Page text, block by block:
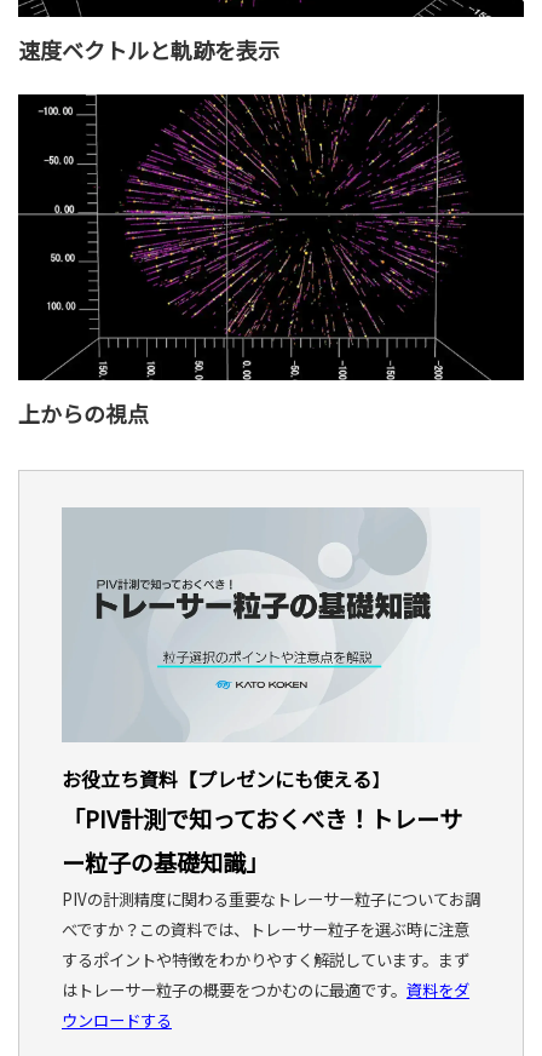
速度ベクトルと軌跡を表示
上からの視点
お役立ち資料【プレゼンにも使える】
「PIV計測で知っておくべき！トレーサ
ー粒子の基礎知識」
PIVの計測精度に関わる重要なトレーサー粒子についてお調
べですか？この資料では、トレーサー粒子を選ぶ時に注意
するポイントや特徴をわかりやすく解説しています。まず
はトレーサー粒子の概要をつかむのに最適です。 資料をダ
ウンロードする